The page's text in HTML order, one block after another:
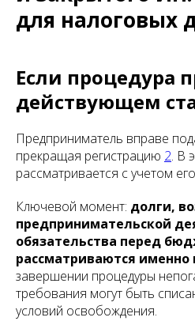
для налоговых
Если процедура
действующем
Предприниматель вправе
прекращая регистрацию 2. В
рассматривается с учетом
Ключевой момент: долги,
предпринимательской
обязательства перед
рассматриваются именно
завершении процедуры
требования могут быть
условий освобождения.